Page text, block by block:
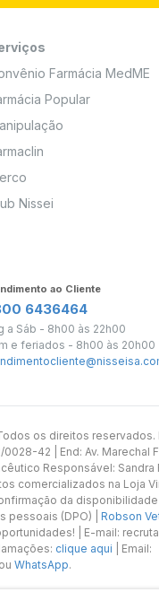
Farmácia MedME
Popular
Nissei
ao Cliente
6436464
a Sáb - 8h00 às 22h00
e feriados - 8h00 às 20h00
os direitos reservados.
0028-42 | End: Av.
Responsável: Sandra
comercializados na Loja
da
pessoais (DPO) | Robson
| E-mail:
clique aqui | Email:
WhatsApp.